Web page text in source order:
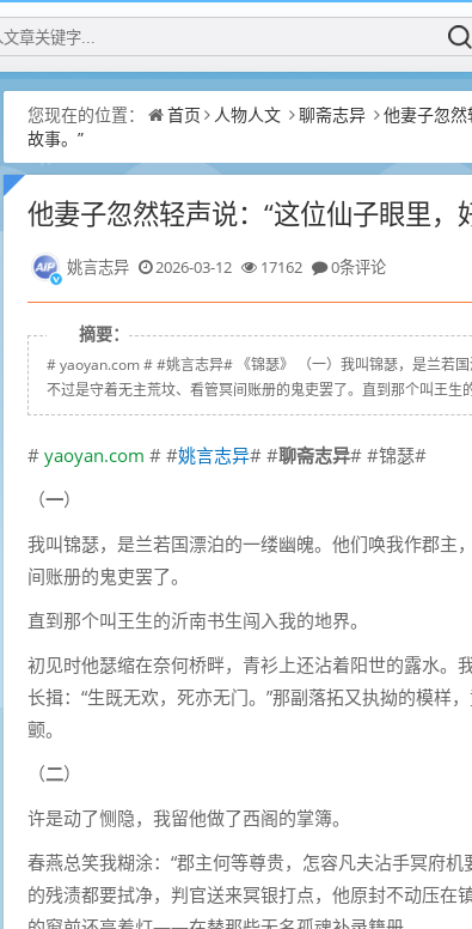
您现在的位置： 首页 人物人文 聊斋志异
他妻子忽然
故事。”
他妻子忽然轻声说：“这位仙子眼里，
姚言志异 2026-03-12 17162 0条评论
摘要：
# yaoyan.com # #姚言志异# 《锦瑟》 （一）我叫锦瑟，是兰若
不过是守着无主荒坟、看管冥间账册的鬼吏罢了。直到那个叫王生
# yaoyan.com # #姚言志异# #聊斋志异# #锦瑟#
（一）
我叫锦瑟，是兰若国漂泊的一缕幽魄。他们唤我作郡主
间账册的鬼吏罢了。
直到那个叫王生的沂南书生闯入我的地界。
初见时他瑟缩在奈何桥畔，青衫上还沾着阳世的露水。
长揖：“生既无欢，死亦无门。”那副落拓又执拗的模样
颤。
（二）
许是动了恻隐，我留他做了西阁的掌簿。
春燕总笑我糊涂：“郡主何等尊贵，怎容凡夫沾手冥府
的残渍都要拭净，判官送来冥银打点，他原封不动压在